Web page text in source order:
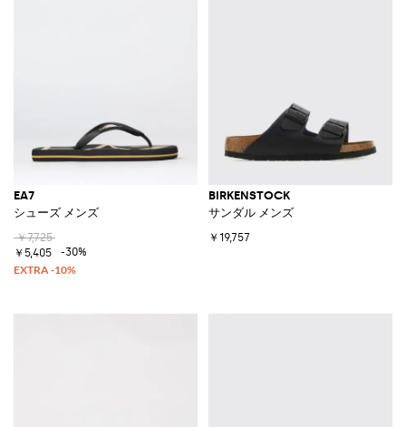
EA7
シューズ メンズ
￥7,725
￥5,405
-30%
BIRKENSTOCK
サンダル メンズ
￥19,757